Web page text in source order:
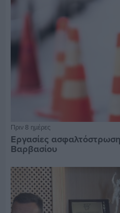
Πριν 8 ημέρες
Εργασίες
Βαρβασίου